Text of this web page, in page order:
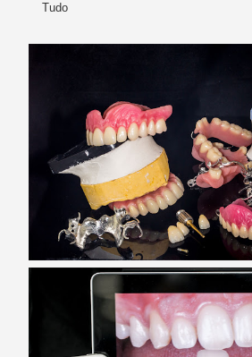
Tudo